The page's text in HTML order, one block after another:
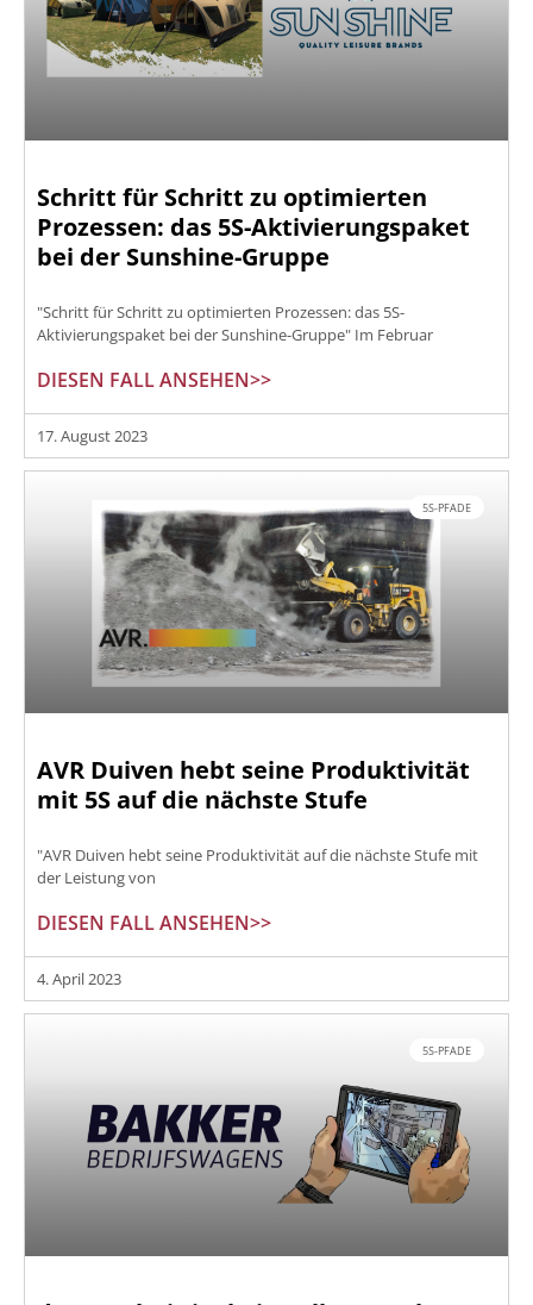
Schritt für Schritt zu optimierten
Prozessen: das 5S-Aktivierungspaket
bei der Sunshine-Gruppe
"Schritt für Schritt zu optimierten Prozessen: das 5S-
Aktivierungspaket bei der Sunshine-Gruppe" Im Februar
DIESEN FALL ANSEHEN>>
17. August 2023
5S-PFADE
AVR Duiven hebt seine Produktivität
mit 5S auf die nächste Stufe
"AVR Duiven hebt seine Produktivität auf die nächste Stufe mit
der Leistung von
DIESEN FALL ANSEHEN>>
4. April 2023
5S-PFADE